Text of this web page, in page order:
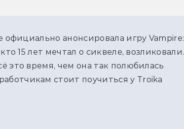
официально анонсировала игру Vampire:
15 лет мечтал о сиквеле, возликовали.
это время, чем она так полюбилась
стоит поучиться у Troika